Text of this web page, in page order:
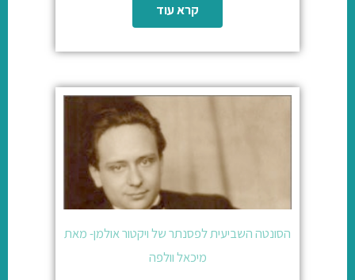
קרא עוד
הסונטה השביעית לפסנתר של ויקטור אולמן- מאת
מיכאל וולפה